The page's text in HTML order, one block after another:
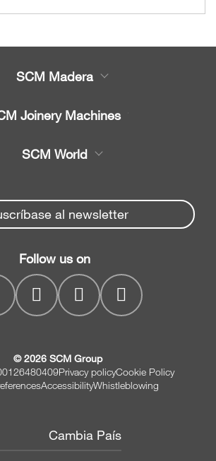
SCM Madera
Recambios
Empresa
Joinery Machines
Canteadoras
Regruesadoras
Cepilladoras
regruesadoras
CNC drilling centres
SCM World
Spare parts service
myPortal
al newsletter
Follow us on
© 2026 SCM Group
Privacy policyCookie Policy
AccessibilityWhistleblowing
Cambia País